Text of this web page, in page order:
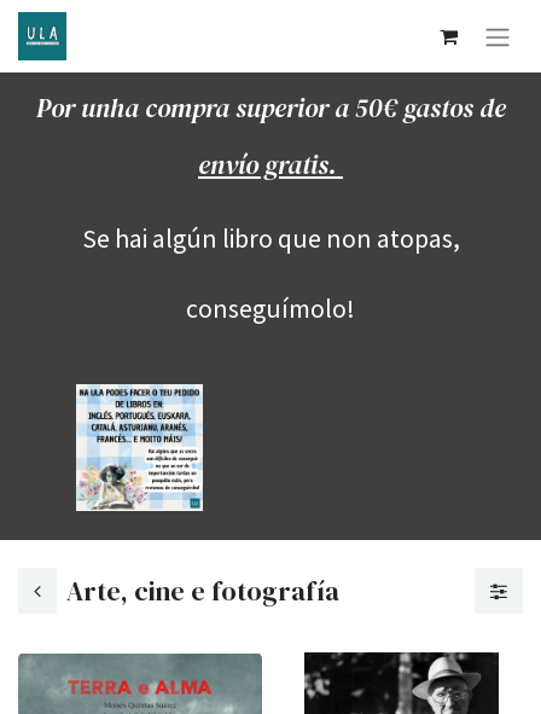
Por unha compra superior a 50€ gastos de
envío gratis.
Se hai algún libro que non atopas,
conseguímolo!
Arte, cine e fotografía